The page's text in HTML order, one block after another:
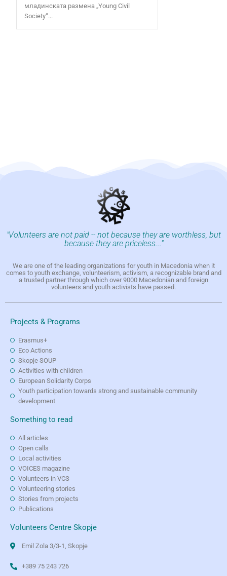
младинската размена „Young Civil
Society“...
"Volunteers are not paid -- not because they are worthless, but
because they are priceless..."
We are one of the leading organizations for youth in Macedonia when it
comes to youth exchange, volunteerism, activism, a recognizable brand and
a trusted partner through which over 9000 Macedonian and foreign
volunteers and youth activists have passed.
Projects & Programs
Erasmus+
Eco Actions
Skopje SOUP
Activities with children
European Solidarity Corps
Youth participation towards strong and sustainable community
development
Something to read
All articles
Open calls
Local activities
VOICES magazine
Volunteers in VCS
Volunteering stories
Stories from projects
Publications
Volunteers Centre Skopje
Emil Zola 3/3-1, Skopje
+389 75 243 726